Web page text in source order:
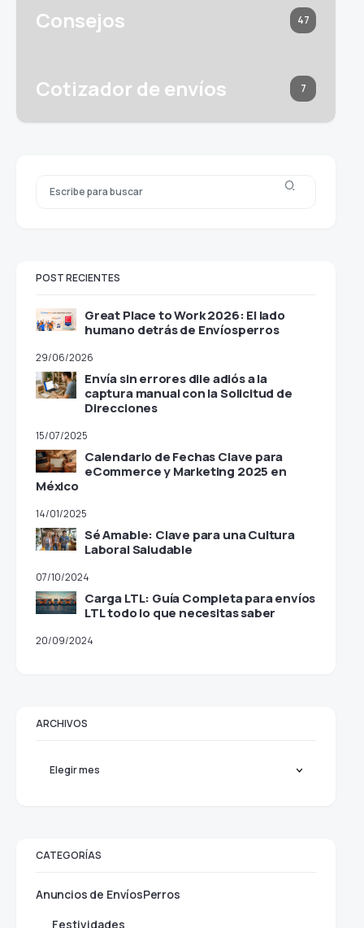
Consejos 47
Cotizador de envíos 7
POST RECIENTES
Great Place to Work 2026: El lado
humano detrás de Envíosperros
29/06/2026
Envía sin errores dile adiós a la
captura manual con la Solicitud de
Direcciones
15/07/2025
Calendario de Fechas Clave para
eCommerce y Marketing 2025 en
México
14/01/2025
Sé Amable: Clave para una Cultura
Laboral Saludable
07/10/2024
Carga LTL: Guía Completa para envíos
LTL todo lo que necesitas saber
20/09/2024
ARCHIVOS
CATEGORÍAS
Anuncios de EnvíosPerros
Festividades